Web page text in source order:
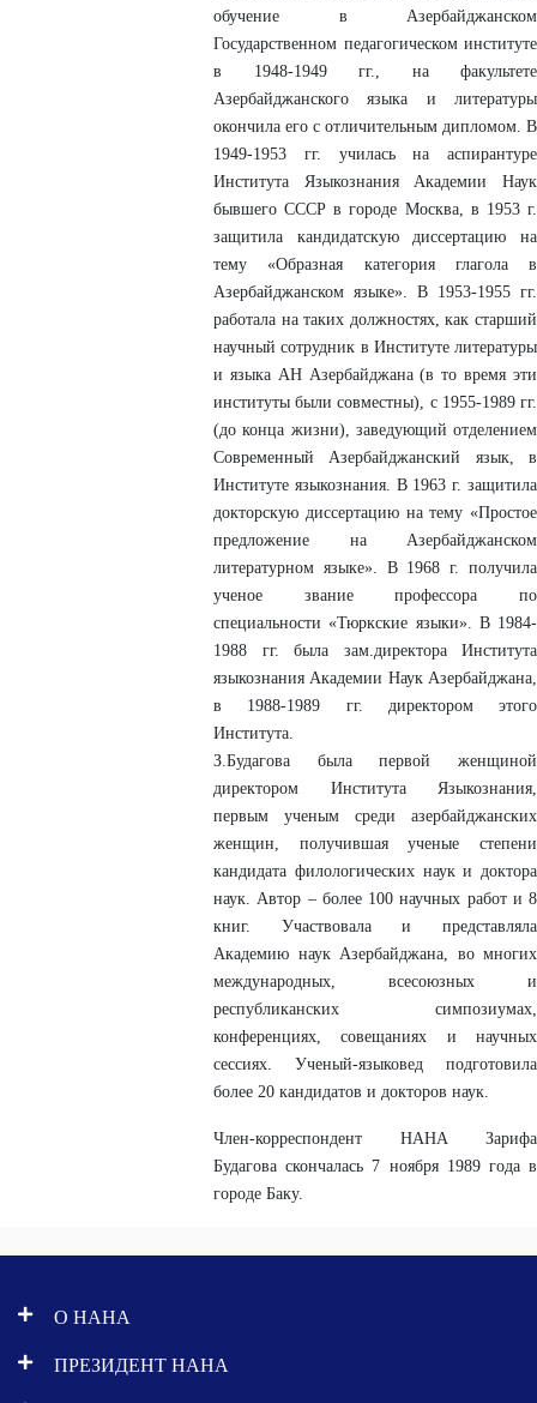
обучение в Азербайджанском
Государственном педагогическом институте
в 1948-1949 гг., на факультете
Азербайджанского языка и литературы
окончила его с отличительным дипломом. В
1949-1953 гг. училась на аспирантуре
Института Языкознания Академии Наук
бывшего СССР в городе Москва, в 1953 г.
защитила кандидатскую диссертацию на
тему «Образная категория глагола в
Азербайджанском языке». В 1953-1955 гг.
работала на таких должностях, как старший
научный сотрудник в Институте литературы
и языка АН Азербайджана (в то время эти
институты были совместны), с 1955-1989 гг.
(до конца жизни), заведующий отделением
Современный Азербайджанский язык, в
Институте языкознания. В 1963 г. защитила
докторскую диссертацию на тему «Простое
предложение на Азербайджанском
литературном языке». В 1968 г. получила
ученое звание профессора по
специальности «Тюркские языки». В 1984-
1988 гг. была зам.директора Института
языкознания Академии Наук Азербайджана,
в 1988-1989 гг. директором этого
Института.
З.Будагова была первой женщиной
директором Института Языкознания,
первым ученым среди азербайджанских
женщин, получившая ученые степени
кандидата филологических наук и доктора
наук. Автор – более 100 научных работ и 8
книг. Участвовала и представляла
Академию наук Азербайджана, во многих
международных, всесоюзных и
республиканских симпозиумах,
конференциях, совещаниях и научных
сессиях. Ученый-языковед подготовила
более 20 кандидатов и докторов наук.
Член-корреспондент НАНА Зарифа
Будагова скончалась 7 ноября 1989 года в
городе Баку.
О НАНА
ПРЕЗИДЕНТ НАНА